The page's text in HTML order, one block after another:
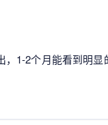
1-2个月能看到明